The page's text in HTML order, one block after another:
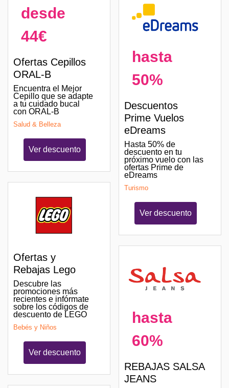
desde
44€
Ofertas Cepillos
ORAL-B
Encuentra el Mejor
Cepillo que se adapte
a tu cuidado bucal
con ORAL-B
Salud & Belleza
Ver descuento
Ofertas y
Rebajas Lego
Descubre las
promociones más
recientes e infórmate
sobre los códigos de
descuento de LEGO
Bebés y Niños
Ver descuento
hasta
50%
Descuentos
Prime Vuelos
eDreams
Hasta 50% de
descuento en tu
próximo vuelo con las
ofertas Prime de
eDreams
Turismo
Ver descuento
hasta
60%
REBAJAS SALSA
JEANS